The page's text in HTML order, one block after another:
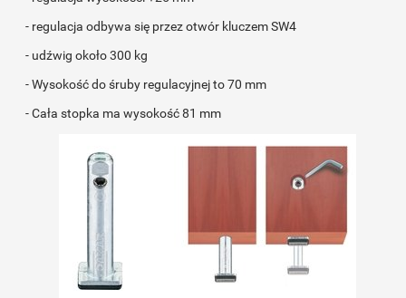
- regulacja odbywa się przez otwór kluczem SW4
- udźwig około 300 kg
- Wysokość do śruby regulacyjnej to 70 mm
- Cała stopka ma wysokość 81 mm